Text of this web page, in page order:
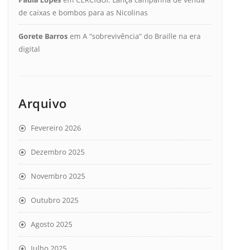
de caixas e bombos para as Nicolinas
Gorete Barros em A “sobrevivência” do Braille na era
digital
Arquivo
Fevereiro 2026
Dezembro 2025
Novembro 2025
Outubro 2025
Agosto 2025
Julho 2025